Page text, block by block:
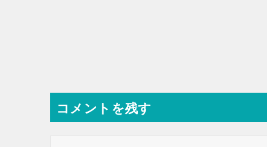
コメントを残す